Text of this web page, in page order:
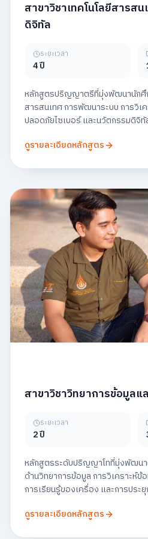
สาขาวิชาเทคโนโลยีสารส
ดิจิทัล
ระยะเวลา
4 ปี
หลักสูตรปริญญาตรีที่มุ่งพัฒนานักศึก
สารสนเทศ การพัฒนาระบบ การวิเ
ปลอดภัยไซเบอร์ และนวัตกรรมดิจิ
ดูรายละเอียดหลักสูตร
สาขาวิชาวิทยาการข้อมูลแ
ระยะเวลา
2 ปี
หลักสูตรระดับปริญญาโทที่มุ่งพัฒนา
ด้านวิทยาการข้อมูล การวิเคราะห์
การเรียนรู้ของเครื่อง และการประ
นวัตกรรมข้อมูลอย่างมีจริยธรรม
ดูรายละเอียดหลักสูตร